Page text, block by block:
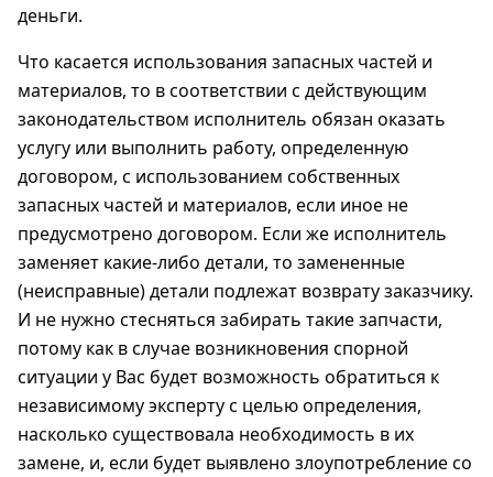
деньги.
Что касается использования запасных частей и
материалов, то в соответствии с действующим
законодательством исполнитель обязан оказать
услугу или выполнить работу, определенную
договором, с использованием собственных
запасных частей и материалов, если иное не
предусмотрено договором. Если же исполнитель
заменяет какие-либо детали, то замененные
(неисправные) детали подлежат возврату заказчику.
И не нужно стесняться забирать такие запчасти,
потому как в случае возникновения спорной
ситуации у Вас будет возможность обратиться к
независимому эксперту с целью определения,
насколько существовала необходимость в их
замене, и, если будет выявлено злоупотребление со